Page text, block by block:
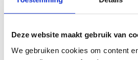
Deze website maakt gebruik van
We gebruiken cookies om content
Contacteer